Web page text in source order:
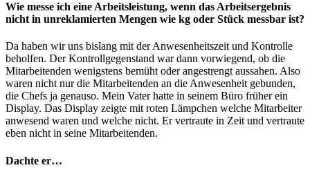
Wie messe ich eine Arbeitsleistung, wenn das Arbeitsergebnis
nicht in unreklamierten Mengen wie kg oder Stück messbar ist?
Da haben wir uns bislang mit der Anwesenheitszeit und Kontrolle
beholfen. Der Kontrollgegenstand war dann vorwiegend, ob die
Mitarbeitenden wenigstens bemüht oder angestrengt aussahen. Also
waren nicht nur die Mitarbeitenden an die Anwesenheit gebunden,
die Chefs ja genauso. Mein Vater hatte in seinem Büro früher ein
Display. Das Display zeigte mit roten Lämpchen welche Mitarbeiter
anwesend waren und welche nicht. Er vertraute in Zeit und vertraute
eben nicht in seine Mitarbeitenden.
Dachte er…